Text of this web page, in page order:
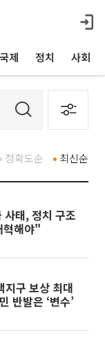
국제 정치 사회
최신순
정확도순
태, 정치 구조
해야"
지구 보상 최대
반발은 ‘변수’